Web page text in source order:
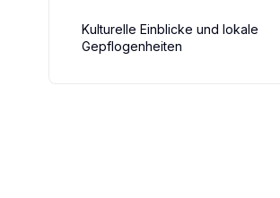
Kulturelle Einblicke und lokale
Gepflogenheiten